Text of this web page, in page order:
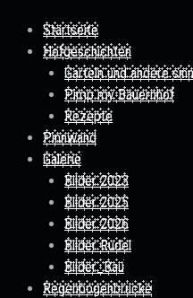
Skip to content
Startseite
Hofgeschichten
Garteln und andere
Pimp my Bauernhof
Rezepte
Pinnwand
Galerie
Bilder 2023
Bilder 2025
Bilder 2026
Bilder Rudel
Bilder_Bau
Regenbogenbrücke